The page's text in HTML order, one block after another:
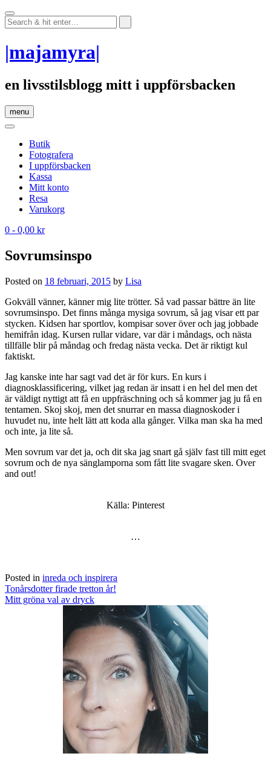
Skip
to
content
|majamyra|
en livsstilsblogg mitt i uppförsbacken
menu
Butik
Fotografera
I uppförsbacken
Kassa
Mitt konto
Resa
Varukorg
0 - 0,00 kr
Sovrumsinspo
Posted on 18 februari, 2015 by Lisa
Gokväll vänner, känner mig lite trötter. Så vad passar bättre än lite
sovrumsinspo. Det finns många mysiga sovrum, så jag visar ett par
stycken. Kidsen har sportlov, kompisar sover över och jag jobbade
hemifrån idag. Kursen rullar vidare, var där i måndags, och nästa
tillfälle blir på måndag och fredag nästa vecka. Det är riktigt kul
faktiskt.
Jag kanske inte har sagt vad det är för kurs. En kurs i
diagnosklassificering, vilket jag redan är insatt i en hel del men det
är väldigt nyttigt att få en uppfräschning och så kommer jag ju få en
tentamen. Skoj skoj, men det snurrar en massa diagnoskoder i
huvudet nu, inte helt lätt att koda alla gånger. Vilka man ska ha med
och inte, ja lite så.
Men sovrum var det ja, och dit ska jag snart gå själv fast till mitt eget
sovrum och de nya sänglamporna som fått lite svagare sken. Over
and out!
Källa: Pinterest
…
Posted in inreda och inspirera
Post
navigation
Tonårsdotter firade tretton år!
Mitt gröna val av dryck